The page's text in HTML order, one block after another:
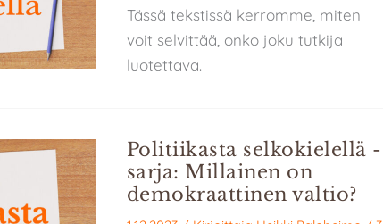
Tässä tekstissä kerromme, miten
voit selvittää, onko joku tutkija
luotettava.
Politiikasta selkokielellä -
sarja: Millainen on
demokraattinen valtio?